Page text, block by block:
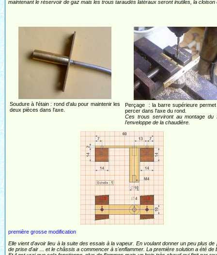
maintenant le réservoir de gaz mais les trous taraudés latéraux seront inutiles, la
Soudure à l'étain : rond d'alu pour maintenir les
deux pièces dans l'axe.
Perçage : la barre supérieure permet
percer dans l'axe du rond.
Ces trous serviront au montage du
l'enveloppe de la chaudière.
première grosse modification
Elle vient d'avoir lieu à la suite des essais à la vapeur. En voulant donner un peu plus
de prise d'air ... et le châssis a commencer à s'enflammer. La première solution a été